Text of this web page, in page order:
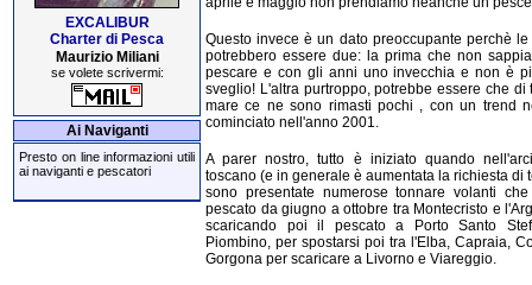
EXCALIBUR
Charter di Pesca
Maurizio Miliani
se volete scrivermi:
Ai Naviganti
Presto on line informazioni utili
ai naviganti e pescatori
Questo invece è un dato preoccupante perchè
potrebbero essere due: la prima che non
pescare e con gli anni uno invecchia e non è
sveglio! L'altra purtroppo, potrebbe essere che di
mare ce ne sono rimasti pochi , con un trend
cominciato nell'anno 2001.
A parer nostro, tutto è iniziato quando
toscano (e in generale è aumentata la richiesta di
sono presentate numerose tonnare volanti
pescato da giugno a ottobre tra Montecristo e
scaricando poi il pescato a Porto Santo
Piombino, per spostarsi poi tra l'Elba, Capraia,
Gorgona per scaricare a Livorno e Viareggio.